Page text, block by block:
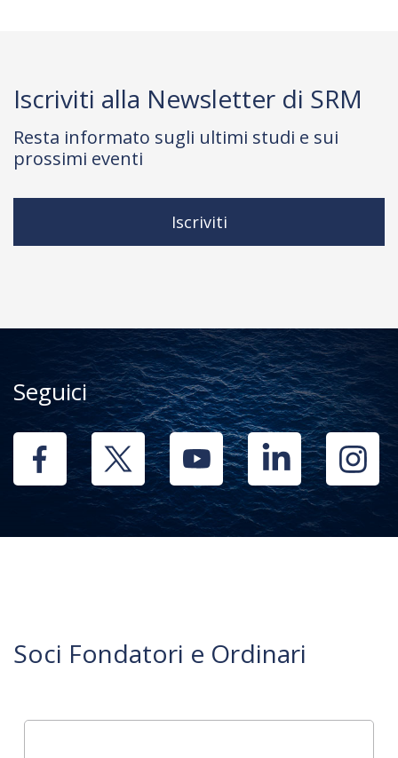
Iscriviti alla Newsletter di SRM
Resta informato sugli ultimi studi e sui
prossimi eventi
Iscriviti
Seguici
Soci Fondatori e Ordinari